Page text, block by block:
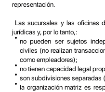
representación.
Las sucursales y las oficinas
jurídicas y, por lo tanto,:
no pueden ser sujetos
civiles (no realizan
como empleadores);
no tienen capacidad legal
son subdivisiones separadas
la organización matriz es